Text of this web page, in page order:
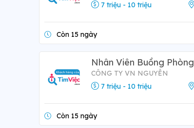
7 triệu - 10 triệu
Còn 15 ngày
Nhân Viên Buồng Phòng
CÔNG TY VN NGUYỄN
7 triệu - 10 triệu
Còn 15 ngày